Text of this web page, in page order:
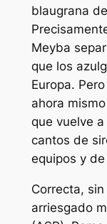
blaugrana
Meyba
que los
Europa.
ahora
que vuelve
cantos de
equipos y
Correcta,
arriesgado